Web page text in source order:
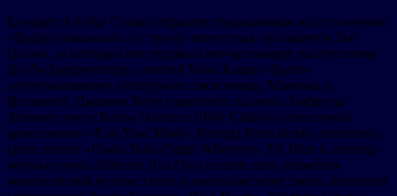
Концерт All-Star Global открылся специальным выступлением
«Добро пожаловать в страну» известных музыкантов Dar
Gnawa, за которым последовало впечатляющее выступление
Ди Ди Бриджуотера с песней Чика Кориа «Spain»,
подчеркивающее культурные связи между Марокко и
Испанией. Джазмея Хорн привлекла таланты Амброуза
Акинмусире и Билли Чайлдса (Billy Childs) в свинговую
композицию «Free Your Mind». Ричард Бона нежно исполнил
свою песню «Esoka Bulu (Night Whisper)». TK Blue и легенда
музыки гнауа Абделла Эль Гурд отдали дань уважения
марокканской музыке гнава и американскому джазу, исполнив